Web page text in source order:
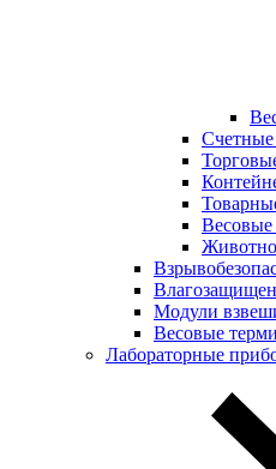
Весовые
Модули
Весовые
Лабораторные